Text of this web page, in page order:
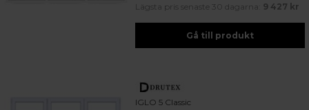
Lägsta pris senaste 30 dagarna: 9 427 kr
Gå till produkt
IGLO 5 Classic